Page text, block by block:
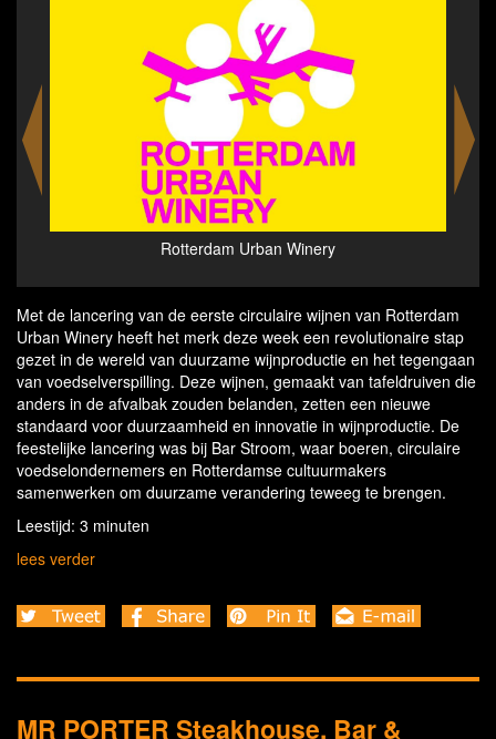
Sparkling White & Sparkling Rosé - Rotterdam Urban
Met de lancering van de eerste circulaire wijnen van Rotterdam
Urban Winery heeft het merk deze week een revolutionaire stap
gezet in de wereld van duurzame wijnproductie en het tegengaan
van voedselverspilling. Deze wijnen, gemaakt van tafeldruiven die
anders in de afvalbak zouden belanden, zetten een nieuwe
standaard voor duurzaamheid en innovatie in wijnproductie. De
feestelijke lancering was bij Bar Stroom, waar boeren, circulaire
voedselondernemers en Rotterdamse cultuurmakers
samenwerken om duurzame verandering teweeg te brengen.
Leestijd: 3 minuten
lees verder
MR PORTER Steakhouse, Bar &